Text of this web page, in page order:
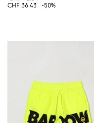
CHF 36.43
-50%